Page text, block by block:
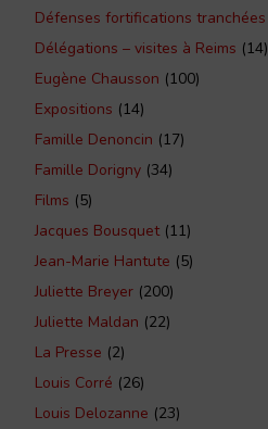
Défenses fortifications tranchées
Délégations – visites à Reims (14)
Eugène Chausson (100)
Expositions (14)
Famille Denoncin (17)
Famille Dorigny (34)
Films (5)
Jacques Bousquet(11)
Jean-Marie Hantute (5)
Juliette Breyer (200)
Juliette Maldan (22)
La Presse (2)
Louis Corré (26)
Louis Delozanne (23)